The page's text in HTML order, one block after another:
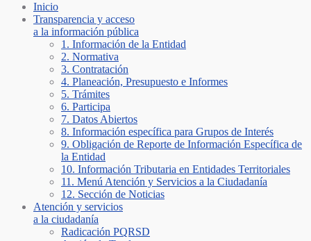
Inicio
Transparencia y acceso
a la información pública
1. Información de la Entidad
2. Normativa
3. Contratación
4. Planeación, Presupuesto e Informes
5. Trámites
6. Participa
7. Datos Abiertos
8. Información específica para Grupos de Interés
9. Obligación de Reporte de Información Específica de
la Entidad
10. Información Tributaria en Entidades Territoriales
11. Menú Atención y Servicios a la Ciudadanía
12. Sección de Noticias
Atención y servicios
a la ciudadanía
Radicación PQRSD